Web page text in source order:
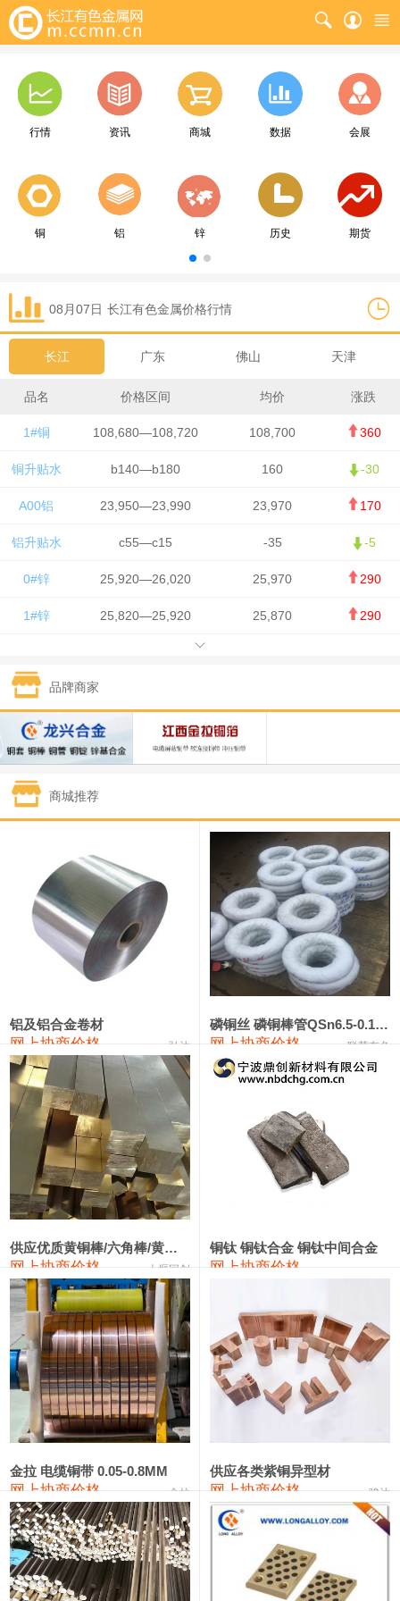
行情 资讯 商城 数据 会展
铜 铝 锌 历史 期货
08月07日 长江有色金属价格行情
长江 广东 佛山 天津
品名 价格区间 均价 涨跌
1#铜 108,680—108,720 108,700 360
铜升贴水 b140—b180 160 -30
A00铝 23,950—23,990 23,970 170
铝升贴水 c55—c15 -35 -5
0#锌 25,920—26,020 25,970 290
1#锌 25,820—25,920 25,870 290
1#锡 434,000—436,000
1#镍 129,550—130,750
1#白银 15,100—15,110 15,105 -70
钯金
331,000 -10,000
89,000—95,000 92,000 1,000
2#锑 85,000—91,000 88,000 1,000
1#镁 17,000—18,000 17,500 0
18,900—19,100 19,000 100
1#电解锰(99.7%袋装) 18,000—18,200 18,100 100
1#铬 60,000—82,000
553#硅 9,300—9,500
441#硅 9,600—9,800 9,700
3303#硅 10,300—10,500 10,400
2202#硅 14,100—14,300
金属硅3303#-2202# 10,400—14,200 12,300 0
漆包线 111,970—115,970 113,970
磷铜合金 110,800—117,600 114,200 400
无氧铜丝(硬) 109,710—110,010 109,860
R410A专用紫铜管 113,700—113,700
铸造铝合金锭(A380） 26,300—26,500 26,400 100
铝合金ADC12 24,200—24,400 100
铸造铝合金锭(ZL102) 24,300—24,500 24,400
品牌商家
商城推荐
铝及铝合金卷材
网上协商价格 弘达
磷铜丝 磷铜棒管QSn6.5-0.1 7-0.2 8-0.3
网上协商价格 联荣有色
供应优质黄铜棒/六角棒/黄铜方板
网上协商价格 十堰同创
铜钛 铜钛合金 铜钛中间合金
网上协商价格
金拉 电缆铜带 0.05-0.8MM
网上协商价格 金拉
供应各类紫铜异型材
网上协商价格 骏达